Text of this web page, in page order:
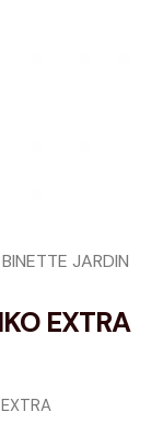
BINETTE JARDIN
EXTRA